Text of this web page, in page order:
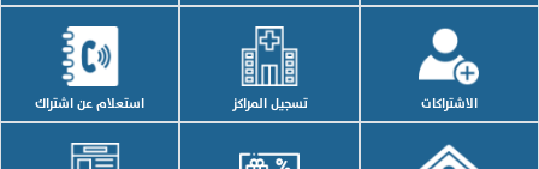
الاشتراكات تسجيل المراكز استعلام عن اشتراك